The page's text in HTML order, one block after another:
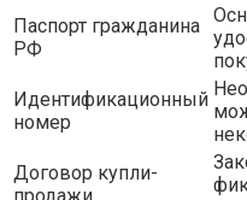
Паспорт гражданина
РФ
Идентификационный
номер
Договор купли-